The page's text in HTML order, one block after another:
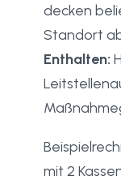
decken
Standort
Enthalten:
mit 2